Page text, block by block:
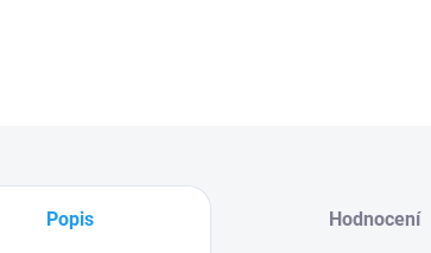
Popis Hodnocení